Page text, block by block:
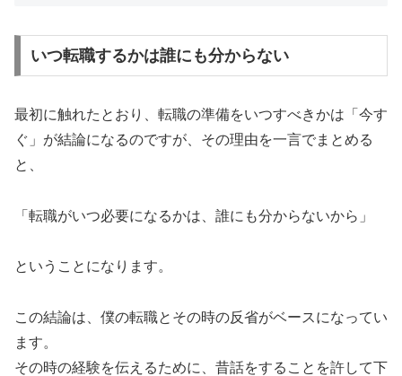
いつ転職するかは誰にも分からない
最初に触れたとおり、転職の準備をいつすべきかは「今す
ぐ」が結論になるのですが、その理由を一言でまとめる
と、
「転職がいつ必要になるかは、誰にも分からないから」
ということになります。
この結論は、僕の転職とその時の反省がベースになってい
ます。
その時の経験を伝えるために、昔話をすることを許して下